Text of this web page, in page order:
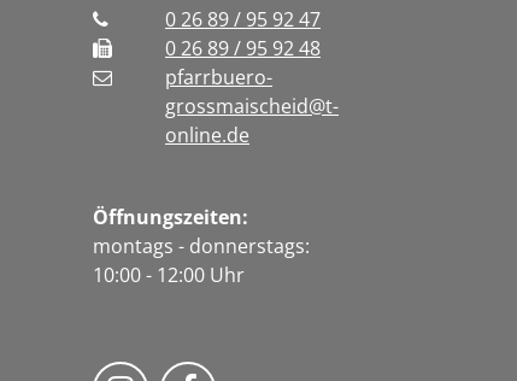
0 26 89 / 95 92 47
0 26 89 / 95 92 48
pfarrbuero-
grossmaischeid@t-
online.de
Öffnungszeiten:
montags - donnerstags:
10:00 - 12:00 Uhr
Folge uns auf Instragram
Fogle uns auf Facebook